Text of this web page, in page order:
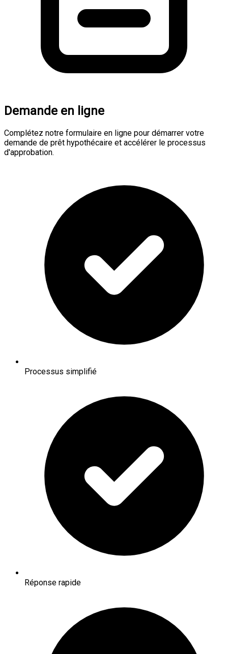
Demande en ligne
Complétez notre formulaire en ligne pour démarrer votre
demande de prêt hypothécaire et accélérer le processus
d'approbation.
Processus simplifié
Réponse rapide